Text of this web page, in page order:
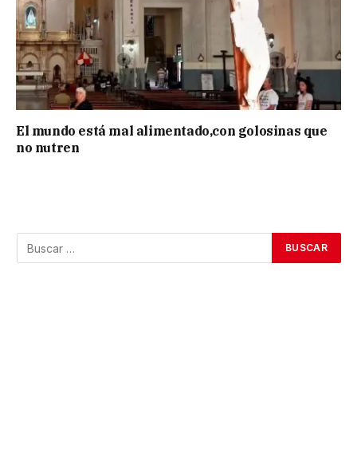
El mundo está mal alimentado,con golosinas que
no nutren